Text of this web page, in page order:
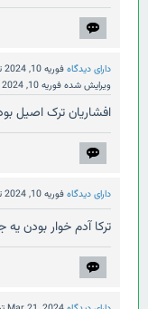
دارای دیدگاهفوریه 10, 2024
ویرایش شدهفوریه 10, 2024
افشاریان ترک اصیل
دارای دیدگاهفوریه 10, 2024
ترکا آدم خوار بودن